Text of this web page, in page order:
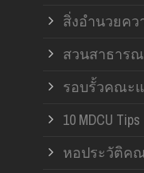
สิ่งอำนวยค
สวนสาธาร
รอบรั้วคณะ
10 MDCU Tips
หอประวัติค